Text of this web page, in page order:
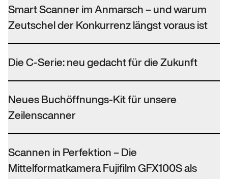
Smart Scanner im Anmarsch – und warum
Zeutschel der Konkurrenz längst voraus ist
Die C-Serie: neu gedacht für die Zukunft
Neues Buchöffnungs-Kit für unsere
Zeilenscanner
Scannen in Perfektion – Die
Mittelformatkamera Fujifilm GFX100S als